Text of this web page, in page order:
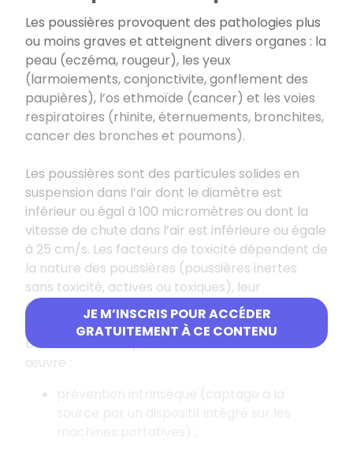
JE M’INSCRIS POUR ACCÉDER
GRATUITEMENT À CE CONTENU
Les poussières provoquent des pathologies plus
ou moins graves et atteignent divers organes : la
peau (eczéma, rougeur), les yeux
(larmoiements, conjonctivite, gonflement des
paupières), l’os ethmoïde (cancer) et les voies
respiratoires (rhinite, éternuements, bronchites,
cancer des bronches et poumons).
Les poussières sont des particules solides en
suspension dans l’air dont le diamètre est
inférieur ou égal à 100 micromètres ou dont la
vitesse de chute dans l’air est inférieure ou égale
à 25 cm/s. Les facteurs de toxicité dépendent de
la nature des poussières (poussières inertes
sans toxicité, actives ou toxiques), leur
concentration, la granulométrie et la vitesse de
Des mesures adaptées doivent être mises en
œuvre :